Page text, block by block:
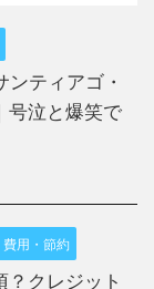
ティアゴ・
号泣と爆笑で
費用・節約
クレジット